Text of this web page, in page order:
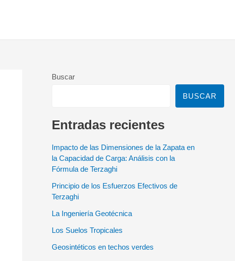
Buscar
BUSCAR
Entradas recientes
Impacto de las Dimensiones de la Zapata en
la Capacidad de Carga: Análisis con la
Fórmula de Terzaghi
Principio de los Esfuerzos Efectivos de
Terzaghi
La Ingeniería Geotécnica
Los Suelos Tropicales
Geosintéticos en techos verdes